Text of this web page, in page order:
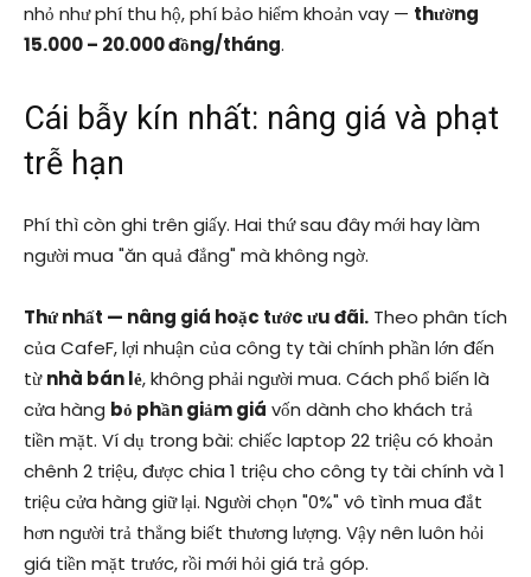
nhỏ như phí thu hộ, phí bảo hiểm khoản vay — thường
15.000 – 20.000 đồng/tháng.
Cái bẫy kín nhất: nâng giá và phạt
trễ hạn
Phí thì còn ghi trên giấy. Hai thứ sau đây mới hay làm
người mua "ăn quả đắng" mà không ngờ.
Thứ nhất — nâng giá hoặc tước ưu đãi. Theo phân tích
của CafeF, lợi nhuận của công ty tài chính phần lớn đến
từnhà bán lẻ, không phải người mua. Cách phổ biến là
cửa hàng bỏ phần giảm giá vốn dành cho khách trả
tiền mặt. Ví dụ trong bài: chiếc laptop 22 triệu có khoản
chênh 2 triệu, được chia 1 triệu cho công ty tài chính và 1
triệu cửa hàng giữ lại. Người chọn "0%" vô tình mua đắt
hơn người trả thẳng biết thương lượng. Vậy nên luôn hỏi
giá tiền mặt trước, rồi mới hỏi giá trả góp.